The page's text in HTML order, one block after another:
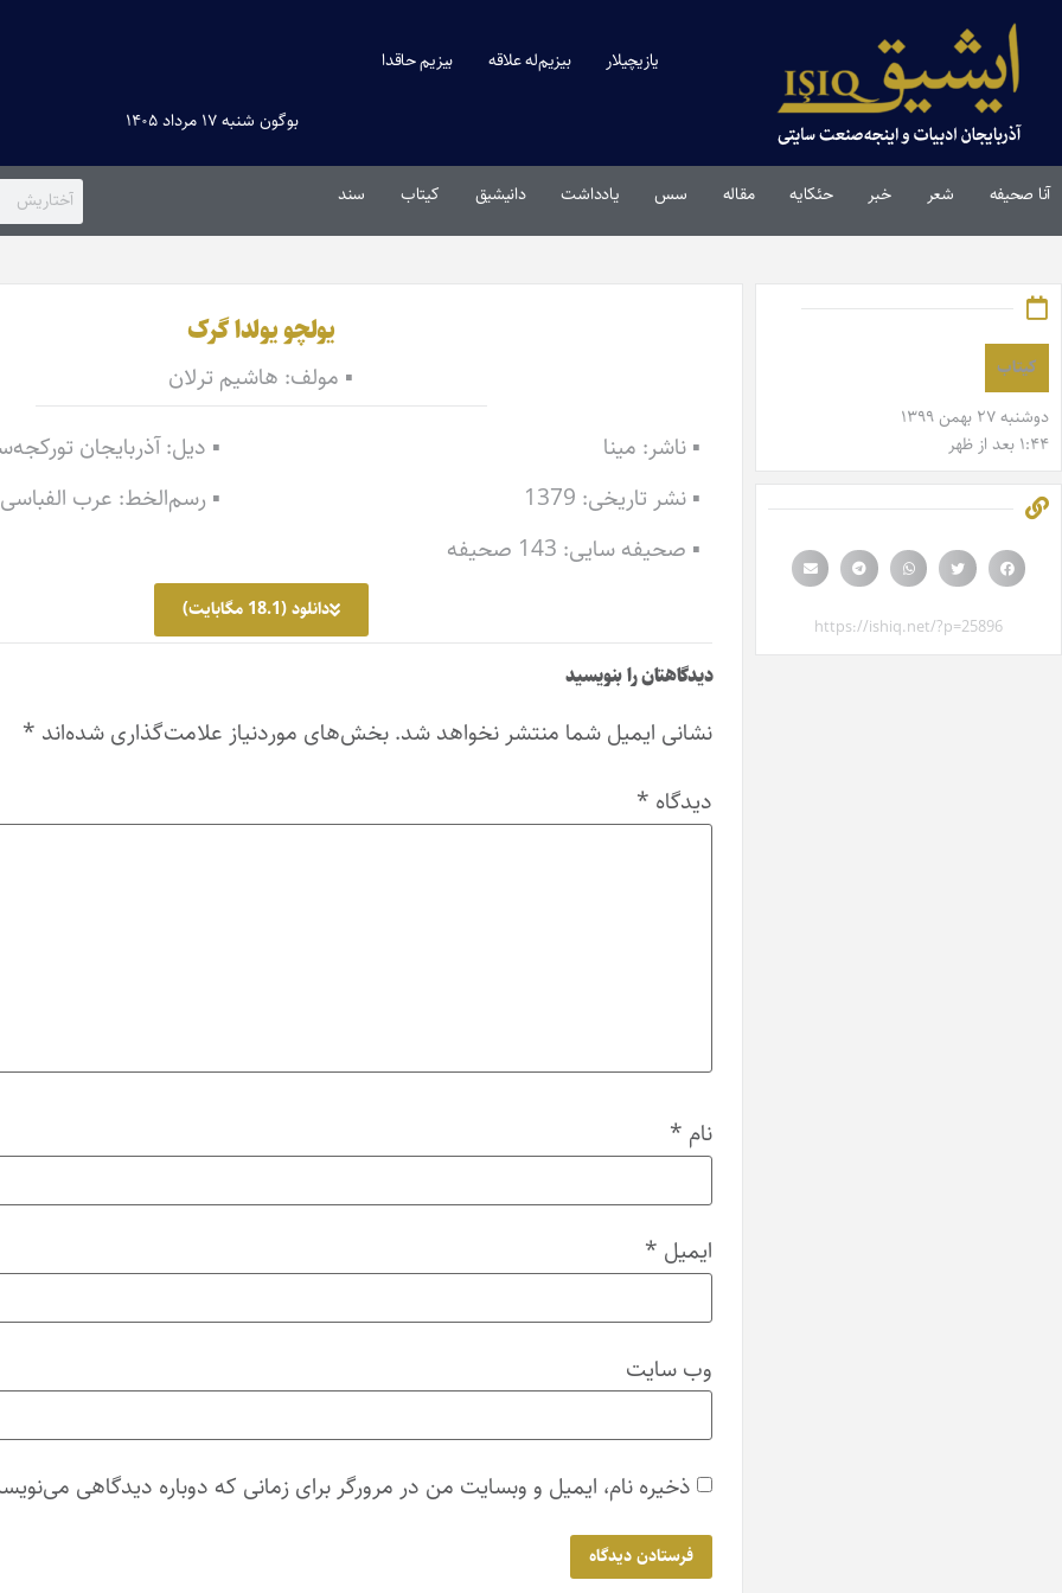
یازیچیلار بیزیم‌له علاقه بیزیم حاقدا
بوگون شنبه ۱۷ مرداد ۱۴۰۵
آنا صحیفه شعر خبر حئکایه مقاله‌ سس یادداشت دانیشیق کیتاب سند
کیتاب
دوشنبه ۲۷ بهمن ۱۳۹۹
۱:۴۴ بعد از ظهر
https://ishiq.net/?p=25896
یولچو یولدا گرک
▪ مولف: هاشیم ترلان
▪ ناشر: مینا
▪ نشر تاریخی: 1379
▪ صحیفه سایی: 143 صحیفه
▪ دیل: آذربایجان
▪ رسم‌الخط: عرب الفباسی
دانلود (18.1 مگابایت)
دیدگاهتان را بنویسید
نشانی ایمیل شما منتشر نخواهد شد. بخش‌های موردنیاز علامت‌گذاری شده‌اند *
دیدگاه *
نام *
ایمیل *
وب‌ سایت
ذخیره نام، ایمیل و وبسایت من در مرورگر برای زمانی که دوباره دیدگاهی